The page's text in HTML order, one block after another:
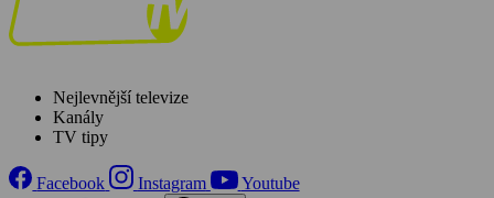
Nejlevnější televize
Kanály
TV tipy
Facebook Instagram
Youtube